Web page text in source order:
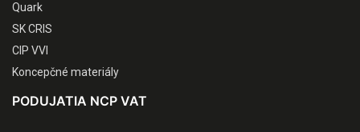
Quark
SK CRIS
CIP VVI
Koncepčné materiály
PODUJATIA NCP VAT